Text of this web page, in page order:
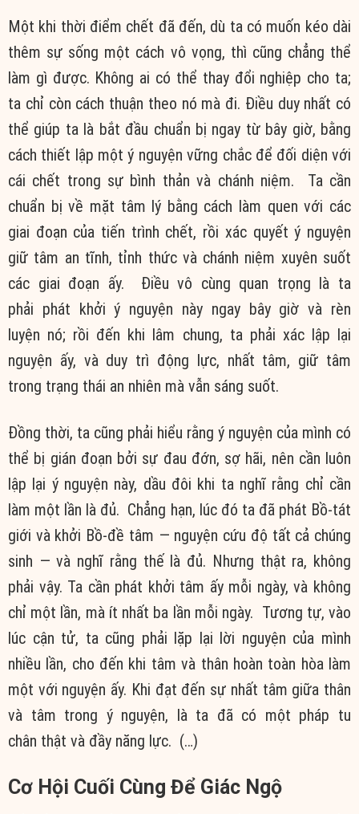
Một khi thời điểm chết đã đến, dù ta có muốn kéo dài
thêm sự sống một cách vô vọng, thì cũng chẳng thể
làm gì được. Không ai có thể thay đổi nghiệp cho ta;
ta chỉ còn cách thuận theo nó mà đi. Điều duy nhất có
thể giúp ta là bắt đầu chuẩn bị ngay từ bây giờ, bằng
cách thiết lập mộtý nguyện vững chắcđể đối diện với
cái chết trong sự bình thản và chánh niệm. Ta cần
chuẩn bị về mặt tâm lý bằng cách làm quen với các
giai đoạn của tiến trình chết, rồi xác quyết ý nguyện
giữ tâm an tĩnh, tỉnh thứcvà chánh niệm xuyên suốt
các giai đoạn ấy. Điềuvô cùng quan trọng là ta
phải phát khởi ý nguyện này ngay bây giờ và rèn
luyện nó; rồi đến khi lâm chung, ta phải xác lập lại
nguyện ấy, và duy trì động lực, nhất tâm, giữ tâm
trong trạng thái an nhiên mà vẫn sáng suốt.
Đồng thời, ta cũng phải hiểu rằng ý nguyện của mình có
thể bị gián đoạn bởi sự đau đớn, sợ hãi, nên cần luôn
lập lại ý nguyện này, dầu đôi khi ta nghĩ rằng chỉ cần
làm một lần là đủ. Chẳng hạn, lúc đó ta đã phát Bồ-tát
giới và khởi Bồ-đề tâm — nguyện cứu độ tất cả chúng
sinh — và nghĩ rằng thế là đủ. Nhưng thật ra, không
phải vậy. Ta cần phát khởi tâm ấy mỗi ngày, và không
chỉ một lần, mà ít nhất ba lần mỗi ngày. Tương tự, vào
lúc cận tử, ta cũng phải lặp lại lời nguyện của mình
nhiều lần, cho đến khi tâm và thân hoàn toàn hòa làm
một với nguyện ấy. Khi đạt đến sự nhất tâm giữa thân
và tâm trong ý nguyện, là ta đã có một pháp tu
chân thật và đầy năng lực. (…)
Cơ Hội Cuối Cùng Để Giác Ngộ